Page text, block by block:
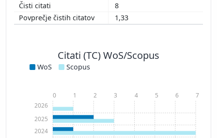
8
1,33
Citati (TC) WoS/Scopus
WoS Scopus
2024
2025
2026
0 1 2 3 4 5 6 7